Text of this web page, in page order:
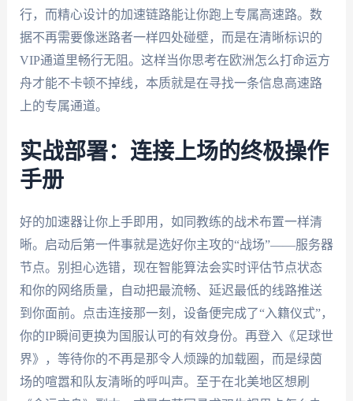
行，而精心设计的加速链路能让你跑上专属高速路。数
据不再需要像迷路者一样四处碰壁，而是在清晰标识的
VIP通道里畅行无阻。这样当你思考在欧洲怎么打命运方
舟才能不卡顿不掉线，本质就是在寻找一条信息高速路
上的专属通道。
实战部署：连接上场的终极操作
手册
好的加速器让你上手即用，如同教练的战术布置一样清
晰。启动后第一件事就是选好你主攻的“战场”——服务器
节点。别担心选错，现在智能算法会实时评估节点状态
和你的网络质量，自动把最流畅、延迟最低的线路推送
到你面前。点击连接那一刻，设备便完成了“入籍仪式”，
你的IP瞬间更换为国服认可的有效身份。再登入《足球世
界》，等待你的不再是那令人烦躁的加载圈，而是绿茵
场的喧嚣和队友清晰的呼叫声。至于在北美地区想刷